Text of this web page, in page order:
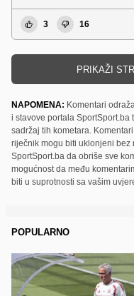
3 16
PRIKAŽI
NAPOMENA: Komentari
i stavove portala
sadržaj tih kometara.
riječnik mogu biti uklonjeni
SportSport.ba da obriše sve
mogućnost da među
biti u suprotnosti sa vašim
POPULARNO